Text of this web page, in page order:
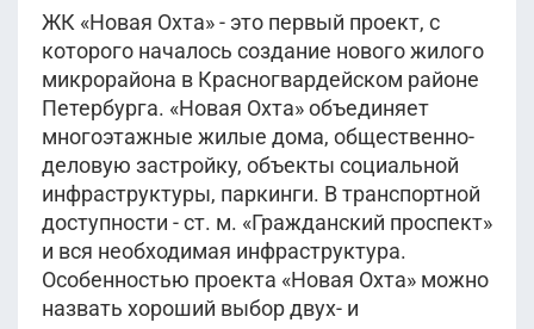
ЖК «Новая Охта» - это первый проект, с
которого началось создание нового жилого
микрорайона в Красногвардейском районе
Петербурга. «Новая Охта» объединяет
многоэтажные жилые дома, общественно-
деловую застройку, объекты социальной
инфраструктуры, паркинги. В транспортной
доступности - ст. м. «Гражданский проспект»
и вся необходимая инфраструктура.
Особенностью проекта «Новая Охта» можно
назвать хороший выбор двух- и